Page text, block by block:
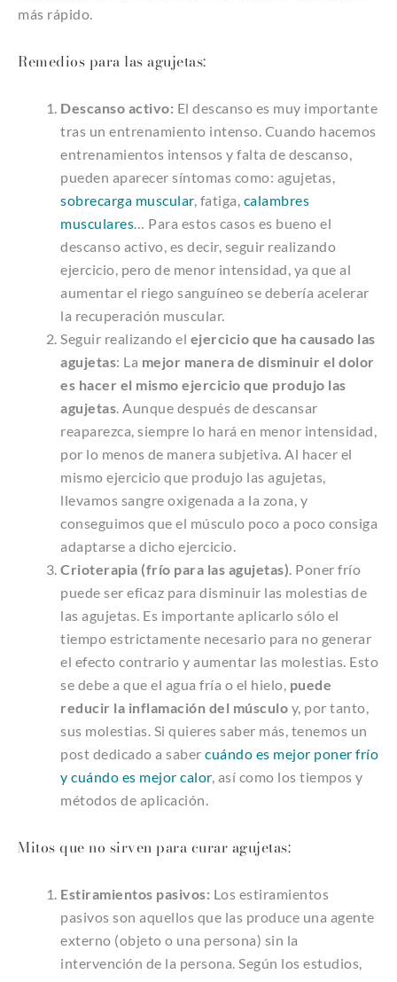
más rápido.
Remedios para las agujetas:
Descanso activo: El descanso es muy importante
tras un entrenamiento intenso. Cuando hacemos
entrenamientos intensos y falta de descanso,
pueden aparecer síntomas como: agujetas,
sobrecarga muscular, fatiga, calambres
musculares… Para estos casos es bueno el
descanso activo, es decir, seguir realizando
ejercicio, pero de menor intensidad, ya que al
aumentar el riego sanguíneo se debería acelerar
la recuperación muscular.
Seguir realizando el ejercicio que ha causado las
agujetas: La mejor manera de disminuir el dolor
es hacer el mismo ejercicio que produjo las
agujetas. Aunque después de descansar
reaparezca, siempre lo hará en menor intensidad,
por lo menos de manera subjetiva. Al hacer el
mismo ejercicio que produjo las agujetas,
llevamos sangre oxigenada a la zona, y
conseguimos que el músculo poco a poco consiga
adaptarse a dicho ejercicio.
Crioterapia (frío para las agujetas). Poner frío
puede ser eficaz para disminuir las molestias de
las agujetas. Es importante aplicarlo sólo el
tiempo estrictamente necesario para no generar
el efecto contrario y aumentar las molestias. Esto
se debe a que el agua fría o el hielo, puede
reducir la inflamación del músculo y, por tanto,
sus molestias. Si quieres saber más, tenemos un
post dedicado a saber cuándo es mejor poner frío
y cuándo es mejor calor, así como los tiempos y
métodos de aplicación.
Mitos que no sirven para curar agujetas:
Estiramientos pasivos: Los estiramientos
pasivos son aquellos que las produce una agente
externo (objeto o una persona) sin la
intervención de la persona. Según los estudios,